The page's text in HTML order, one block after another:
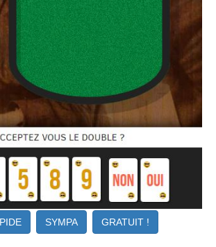
SYMPA GRATUIT !